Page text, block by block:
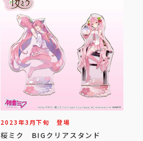
2023年3月下旬 登場
桜ミク BIGクリアスタンド